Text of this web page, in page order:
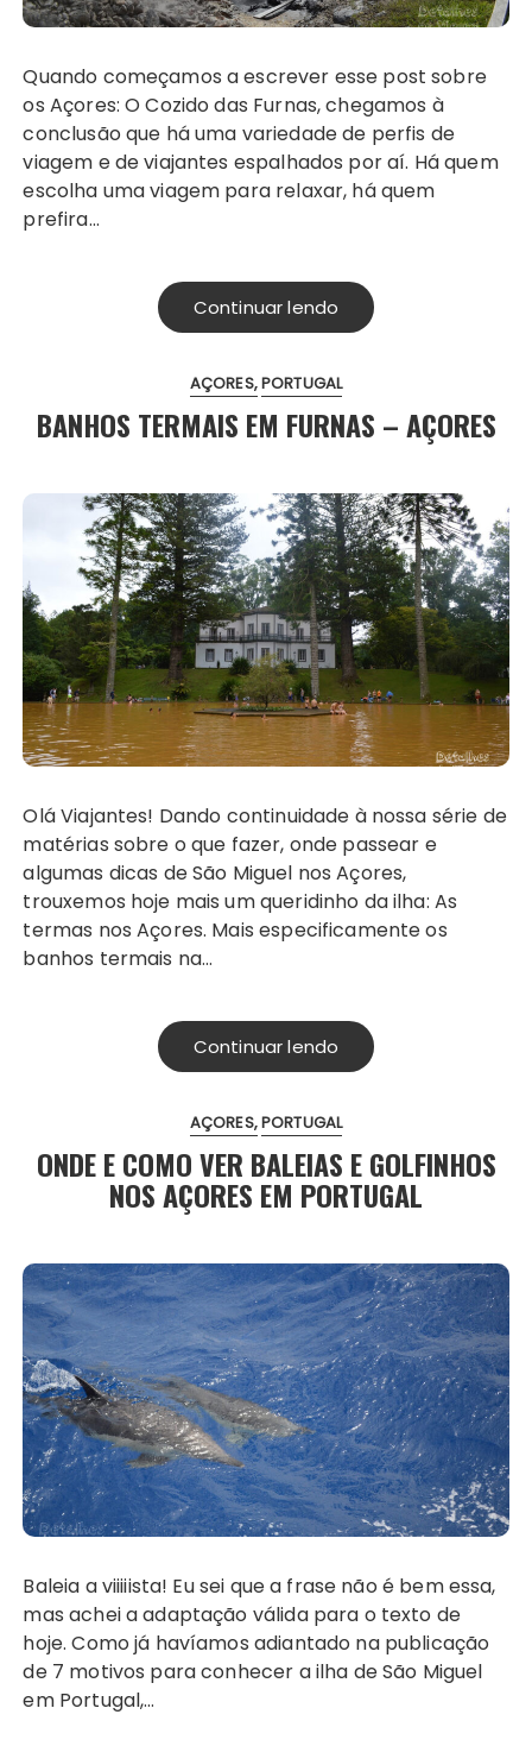
Quando começamos a escrever esse post sobre
os Açores: O Cozido das Furnas, chegamos à
conclusão que há uma variedade de perfis de
viagem e de viajantes espalhados por aí. Há quem
escolha uma viagem para relaxar, há quem
prefira…
Continuar lendo
AÇORES PORTUGAL
BANHOS TERMAIS EM FURNAS – AÇORES
Olá Viajantes! Dando continuidade à nossa série de
matérias sobre o que fazer, onde passear e
algumas dicas de São Miguel nos Açores,
trouxemos hoje mais um queridinho da ilha: As
termas nos Açores. Mais especificamente os
banhos termais na…
Continuar lendo
AÇORES PORTUGAL
ONDE E COMO VER BALEIAS E GOLFINHOS
NOS AÇORES EM PORTUGAL
Baleia a viiiiista! Eu sei que a frase não é bem essa,
mas achei a adaptação válida para o texto de
hoje. Como já havíamos adiantado na publicação
de 7 motivos para conhecer a ilha de São Miguel
em Portugal,…